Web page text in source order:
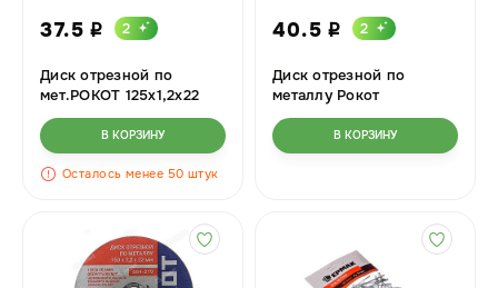
37.5 i 2
Диск отрезной по
мет.РОКОТ 125х1,2х22
664-217 х400
В КОРЗИНУ
Осталось менее 50 штук
40.5 i 2
Диск отрезной по
металлу Рокот
В КОРЗИНУ